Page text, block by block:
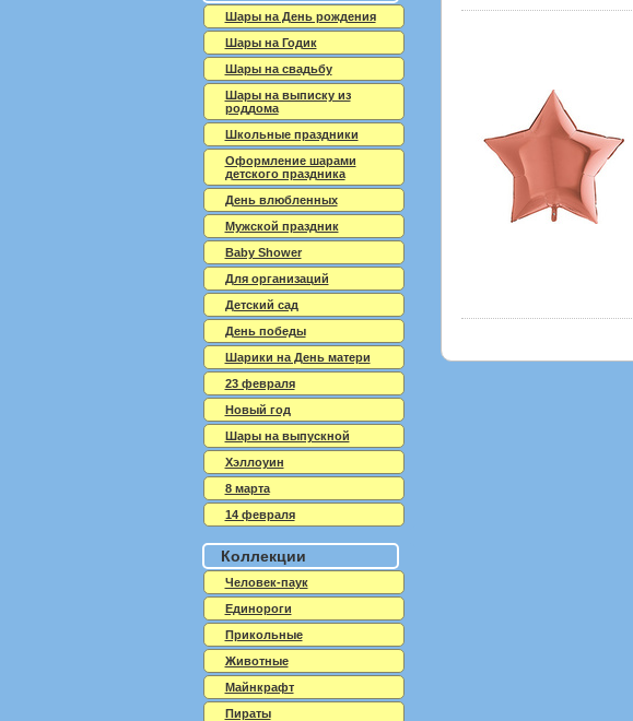
Шары на День рождения
Шары на Годик
Шары на свадьбу
Шары на выписку из
роддома
Школьные праздники
Оформление шарами
детского праздника
День влюбленных
Мужской праздник
Baby Shower
Для организаций
Детский сад
День победы
Шарики на День матери
23 февраля
Новый год
Шары на выпускной
Хэллоуин
8 марта
14 февраля
Коллекции
Человек-паук
Единороги
Прикольные
Животные
Майнкрафт
Пираты